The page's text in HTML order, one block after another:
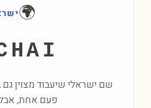
🌍
שם ישראלי שיעבוד מצוין
פעם אחת,